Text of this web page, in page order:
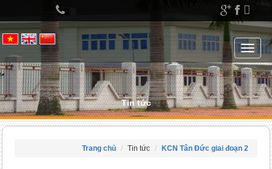
menu
Toggle
Tin tức
Trang chủ Tin tức KCN Tân Đức giai đoạn 2